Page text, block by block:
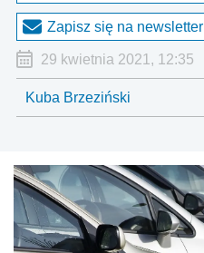
Zapisz się na newsletter
29 kwietnia 2021, 12:35
Kuba Brzeziński